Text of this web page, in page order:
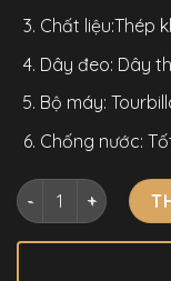
Chất liệu:Thép
Dây đeo: Dây
Bộ máy:
Chống nước:
Đồng Hồ Agelocer